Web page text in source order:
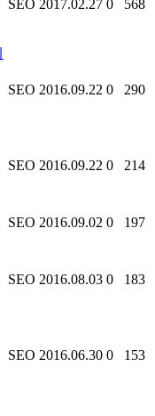
SEO 2017.02.27 0 568
SEO 2016.09.22 0 290
SEO 2016.09.22 0 214
SEO 2016.09.02 0 197
SEO 2016.08.03 0 183
SEO 2016.06.30 0 153